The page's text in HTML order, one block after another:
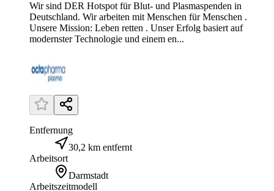
Wir sind DER Hotspot für Blut- und Plasmaspenden in
Deutschland. Wir arbeiten mit Menschen für Menschen .
Unsere Mission: Leben retten . Unser Erfolg basiert auf
modernster Technologie und einem en...
Entfernung
30,2 km entfernt
Arbeitsort
Darmstadt
Arbeitszeitmodell